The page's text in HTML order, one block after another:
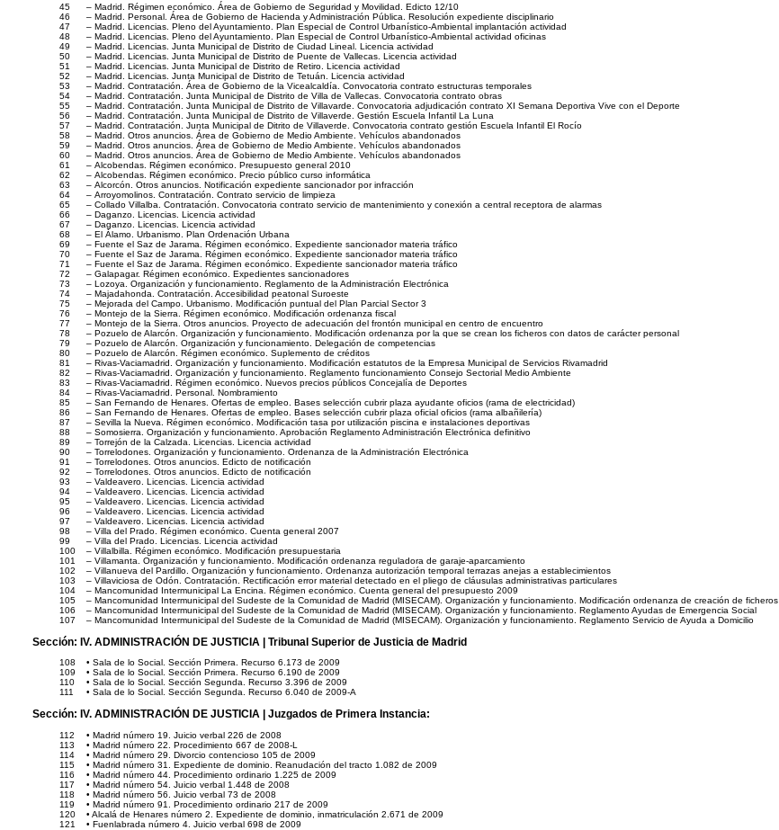
45
– Madrid. Régimen económico. Área de Gobierno de Seguridad y Movilidad. Edicto 12/10
46
– Madrid. Personal. Área de Gobierno de Hacienda y Administración Pública. Resolución expediente disciplinario
47
– Madrid. Licencias. Pleno del Ayuntamiento. Plan Especial de Control Urbanístico-Ambiental implantación actividad
48
– Madrid. Licencias. Pleno del Ayuntamiento. Plan Especial de Control Urbanístico-Ambiental actividad oficinas
49
– Madrid. Licencias. Junta Municipal de Distrito de Ciudad Lineal. Licencia actividad
50
– Madrid. Licencias. Junta Municipal de Distrito de Puente de Vallecas. Licencia actividad
51
– Madrid. Licencias. Junta Municipal de Distrito de Retiro. Licencia actividad
52
– Madrid. Licencias. Junta Municipal de Distrito de Tetuán. Licencia actividad
53
– Madrid. Contratación. Área de Gobierno de la Vicealcaldía. Convocatoria contrato estructuras temporales
54
– Madrid. Contratación. Junta Municipal de Distrito de Villa de Vallecas. Convocatoria contrato obras
55
– Madrid. Contratación. Junta Municipal de Distrito de Villavarde. Convocatoria adjudicación contrato XI Semana Deportiva Vive con el Deporte
56
– Madrid. Contratación. Junta Municipal de Distrito de Villaverde. Gestión Escuela Infantil La Luna
57
– Madrid. Contratación. Junta Municipal de Ditrito de Villaverde. Convocatoria contrato gestión Escuela Infantil El Rocío
58
– Madrid. Otros anuncios. Área de Gobierno de Medio Ambiente. Vehículos abandonados
59
– Madrid. Otros anuncios. Área de Gobierno de Medio Ambiente. Vehículos abandonados
60
– Madrid. Otros anuncios. Área de Gobierno de Medio Ambiente. Vehículos abandonados
61
– Alcobendas. Régimen económico. Presupuesto general 2010
62
– Alcobendas. Régimen económico. Precio público curso informática
63
– Alcorcón. Otros anuncios. Notificación expediente sancionador por infracción
64
– Arroyomolinos. Contratación. Contrato servicio de limpieza
65
– Collado Villalba. Contratación. Convocatoria contrato servicio de mantenimiento y conexión a central receptora de alarmas
66
– Daganzo. Licencias. Licencia actividad
67
– Daganzo. Licencias. Licencia actividad
68
– El Álamo. Urbanismo. Plan Ordenación Urbana
69
– Fuente el Saz de Jarama. Régimen económico. Expediente sancionador materia tráfico
70
– Fuente el Saz de Jarama. Régimen económico. Expediente sancionador materia tráfico
71
– Fuente el Saz de Jarama. Régimen económico. Expediente sancionador materia tráfico
72
– Galapagar. Régimen económico. Expedientes sancionadores
73
– Lozoya. Organización y funcionamiento. Reglamento de la Administración Electrónica
74
– Majadahonda. Contratación. Accesibilidad peatonal Suroeste
75
– Mejorada del Campo. Urbanismo. Modificación puntual del Plan Parcial Sector 3
76
– Montejo de la Sierra. Régimen económico. Modificación ordenanza fiscal
77
– Montejo de la Sierra. Otros anuncios. Proyecto de adecuación del frontón municipal en centro de encuentro
78
– Pozuelo de Alarcón. Organización y funcionamiento. Modificación ordenanza por la que se crean los ficheros con datos de carácter personal
79
– Pozuelo de Alarcón. Organización y funcionamiento. Delegación de competencias
80
– Pozuelo de Alarcón. Régimen económico. Suplemento de créditos
81
– Rivas-Vaciamadrid. Organización y funcionamiento. Modificación estatutos de la Empresa Municipal de Servicios Rivamadrid
82
– Rivas-Vaciamadrid. Organización y funcionamiento. Reglamento funcionamiento Consejo Sectorial Medio Ambiente
83
– Rivas-Vaciamadrid. Régimen económico. Nuevos precios públicos Concejalía de Deportes
84
– Rivas-Vaciamadrid. Personal. Nombramiento
85
– San Fernando de Henares. Ofertas de empleo. Bases selección cubrir plaza ayudante oficios (rama de electricidad)
86
– San Fernando de Henares. Ofertas de empleo. Bases selección cubrir plaza oficial oficios (rama albañilería)
87
– Sevilla la Nueva. Régimen económico. Modificación tasa por utilización piscina e instalaciones deportivas
88
– Somosierra. Organización y funcionamiento. Aprobación Reglamento Administración Electrónica definitivo
89
– Torrejón de la Calzada. Licencias. Licencia actividad
90
– Torrelodones. Organización y funcionamiento. Ordenanza de la Administración Electrónica
91
– Torrelodones. Otros anuncios. Edicto de notificación
92
– Torrelodones. Otros anuncios. Edicto de notificación
93
– Valdeavero. Licencias. Licencia actividad
94
– Valdeavero. Licencias. Licencia actividad
95
– Valdeavero. Licencias. Licencia actividad
96
– Valdeavero. Licencias. Licencia actividad
97
– Valdeavero. Licencias. Licencia actividad
98
– Villa del Prado. Régimen económico. Cuenta general 2007
99
– Villa del Prado. Licencias. Licencia actividad
100
– Villalbilla. Régimen económico. Modificación presupuestaria
101
– Villamanta. Organización y funcionamiento. Modificación ordenanza reguladora de garaje-aparcamiento
102
– Villanueva del Pardillo. Organización y funcionamiento. Ordenanza autorización temporal terrazas anejas a establecimientos
103
– Villaviciosa de Odón. Contratación. Rectificación error material detectado en el pliego de cláusulas administrativas particulares
104
– Mancomunidad Intermunicipal La Encina. Régimen económico. Cuenta general del presupuesto 2009
105
– Mancomunidad Intermunicipal del Sudeste de la Comunidad de Madrid (MISECAM). Organización y funcionamiento. Modificación ordenanza de creación de ficheros
106
– Mancomunidad Intermunicipal del Sudeste de la Comunidad de Madrid (MISECAM). Organización y funcionamiento. Reglamento Ayudas de Emergencia Social
107
– Mancomunidad Intermunicipal del Sudeste de la Comunidad de Madrid (MISECAM). Organización y funcionamiento. Reglamento Servicio de Ayuda a Domicilio
Sección: IV. ADMINISTRACIÓN DE JUSTICIA | Tribunal Superior de Justicia de Madrid
108
• Sala de lo Social. Sección Primera. Recurso 6.173 de 2009
109
• Sala de lo Social. Sección Primera. Recurso 6.190 de 2009
110
• Sala de lo Social. Sección Segunda. Recurso 3.396 de 2009
111
• Sala de lo Social. Sección Segunda. Recurso 6.040 de 2009-A
Sección: IV. ADMINISTRACIÓN DE JUSTICIA | Juzgados de Primera Instancia:
112
• Madrid número 19. Juicio verbal 226 de 2008
113
• Madrid número 22. Procedimiento 667 de 2008-L
114
• Madrid número 29. Divorcio contencioso 105 de 2009
115
• Madrid número 31. Expediente de dominio. Reanudación del tracto 1.082 de 2009
116
• Madrid número 44. Procedimiento ordinario 1.225 de 2009
117
• Madrid número 54. Juicio verbal 1.448 de 2008
118
• Madrid número 56. Juicio verbal 73 de 2008
119
• Madrid número 91. Procedimiento ordinario 217 de 2009
120
• Alcalá de Henares número 2. Expediente de dominio, inmatriculación 2.671 de 2009
121
• Fuenlabrada número 4. Juicio verbal 698 de 2009